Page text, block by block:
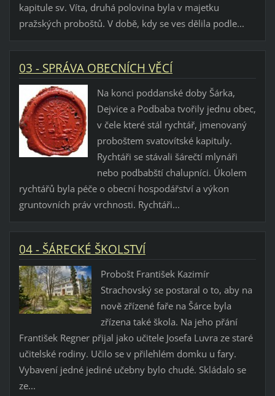
kapitule sv. Víta, druhá polovina byla v majetku
pražských proboštů. V době, kdy se ves dělila podle...
03 - SPRÁVA OBECNÍCH VĚCÍ
Na konci poddanské doby Šárka,
Dejvice a Podbaba tvořily jednu obec,
v čele které stál rychtář, jmenovaný
proboštem svatovítské kapituly.
Rychtáři se stávali šárečtí mlynáři
nebo podbabští chalupníci. Úkolem
rychtářů byla péče o obecní hospodářství a výkon
gruntovních práv vrchnosti. Rychtáři...
04 - ŠÁRECKÉ ŠKOLSTVÍ
Probošt František Kazimír
Strachovský se postaral o to, aby na
nově zřízené faře na Šárce byla
zřízena také škola. Na jeho přání
František Regner přijal jako učitele Josefa Luvra ze staré
učitelské rodiny. Učilo se v přilehlém domku u fary.
Vybavení jedné jediné učebny bylo chudé. Skládalo se
ze...